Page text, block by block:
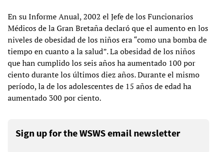
En su Informe Anual, 2002 el Jefe de los Funcionarios
Médicos de la Gran Bretaña declaró que el aumento en los
niveles de obesidad de los niños era “como una bomba de
tiempo en cuanto a la salud”. La obesidad de los niños
que han cumplido los seis años ha aumentado 100 por
ciento durante los últimos diez años. Durante el mismo
período, la de los adolescentes de 15 años de edad ha
aumentado 300 por ciento.
Sign up for the WSWS email newsletter